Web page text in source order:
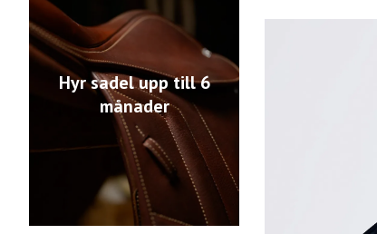
Hyr sadel upp till 6
månader